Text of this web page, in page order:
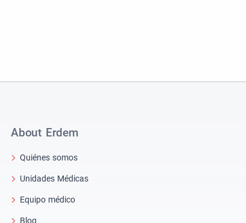
About Erdem
Quiénes somos
Unidades Médicas
Equipo médico
Blog